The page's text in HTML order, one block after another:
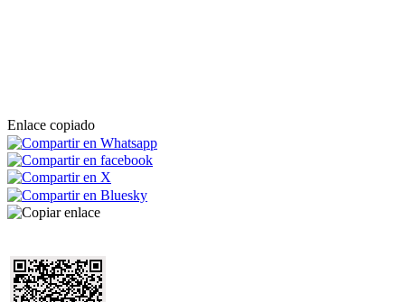
Enlace copiado